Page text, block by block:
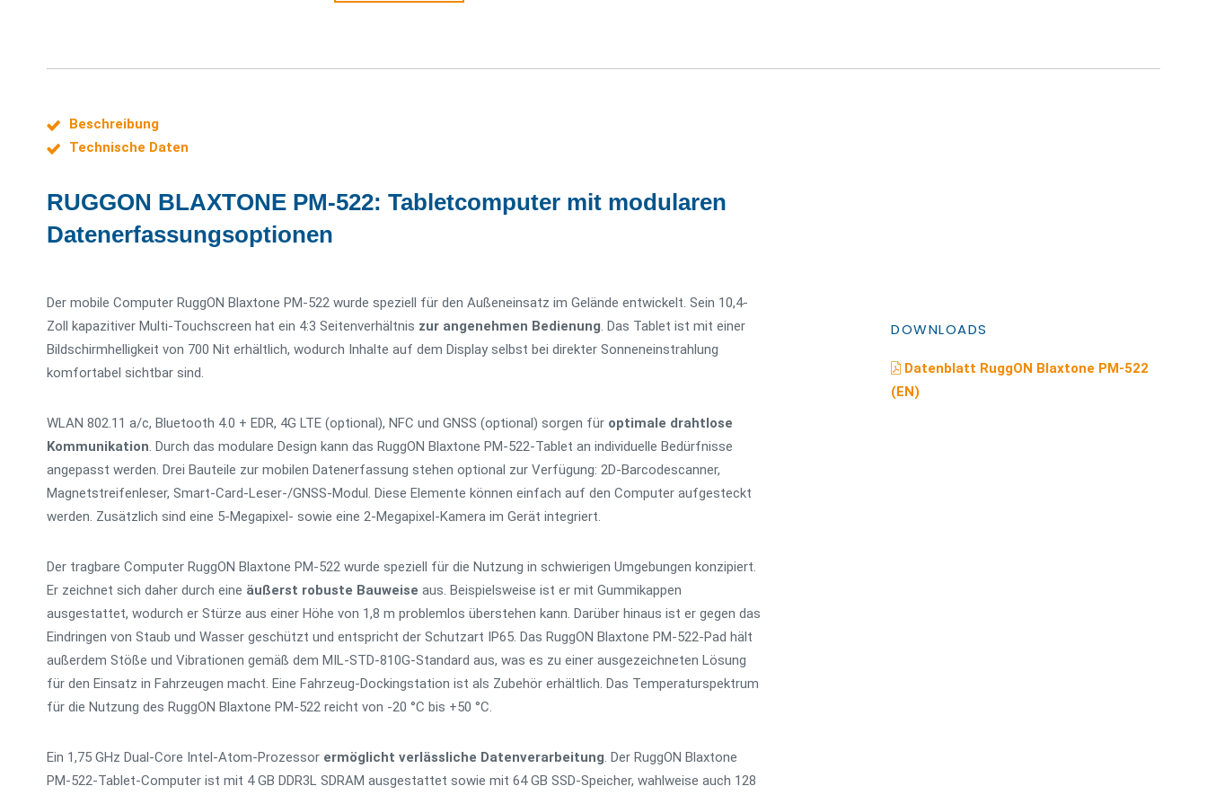
Beschreibung
Technische Daten
RUGGON BLAXTONE PM-522: Tabletcomputer mit modularen
Datenerfassungsoptionen
Der mobile Computer RuggON Blaxtone PM-522 wurde speziell für den Außeneinsatz im Gelände entwickelt. Sein 10,4-
Zoll kapazitiver Multi-Touchscreen hat ein 4:3 Seitenverhältnis zur angenehmen Bedienung. Das Tablet ist mit einer
Bildschirmhelligkeit von 700 Nit erhältlich, wodurch Inhalte auf dem Display selbst bei direkter Sonneneinstrahlung
komfortabel sichtbar sind.
WLAN 802.11 a/c, Bluetooth 4.0 + EDR, 4G LTE (optional), NFC und GNSS (optional) sorgen für optimale drahtlose
Kommunikation. Durch das modulare Design kann das RuggON Blaxtone PM-522-Tablet an individuelle Bedürfnisse
angepasst werden. Drei Bauteile zur mobilen Datenerfassung stehen optional zur Verfügung: 2D-Barcodescanner,
Magnetstreifenleser, Smart-Card-Leser-/GNSS-Modul. Diese Elemente können einfach auf den Computer aufgesteckt
werden. Zusätzlich sind eine 5-Megapixel- sowie eine 2-Megapixel-Kamera im Gerät integriert.
Der tragbare Computer RuggON Blaxtone PM-522 wurde speziell für die Nutzung in schwierigen Umgebungen konzipiert.
Er zeichnet sich daher durch eine äußerst robuste Bauweise aus. Beispielsweise ist er mit Gummikappen
ausgestattet, wodurch er Stürze aus einer Höhe von 1,8 m problemlos überstehen kann. Darüber hinaus ist er gegen das
Eindringen von Staub und Wasser geschützt und entspricht der Schutzart IP65. Das RuggON Blaxtone PM-522-Pad hält
außerdem Stöße und Vibrationen gemäß dem MIL-STD-810G-Standard aus, was es zu einer ausgezeichneten Lösung
für den Einsatz in Fahrzeugen macht. Eine Fahrzeug-Dockingstation ist als Zubehör erhältlich. Das Temperaturspektrum
für die Nutzung des RuggON Blaxtone PM-522 reicht von -20 °C bis +50 °C.
Ein 1,75 GHz Dual-Core Intel-Atom-Prozessor ermöglicht verlässliche Datenverarbeitung. Der RuggON Blaxtone
PM-522-Tablet-Computer ist mit 4 GB DDR3L SDRAM ausgestattet sowie mit 64 GB SSD-Speicher, wahlweise auch 128
DOWNLOADS
Datenblatt RuggON Blaxtone PM-522
(EN)